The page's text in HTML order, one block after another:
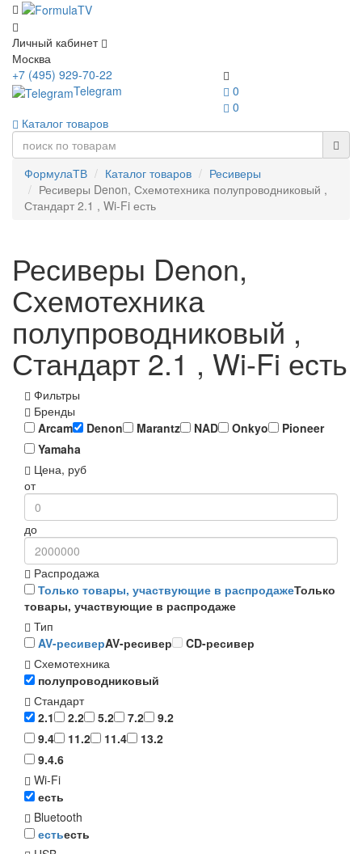
Личный кабинет
Москва
0
0
+7 (495) 929-70-22
Telegram
Каталог товаров
ФормулаТВ Каталог товаров
Ресиверы
Ресиверы Denon, Схемотехника полупроводниковый ,
Стандарт 2.1 , Wi-Fi есть
Ресиверы Denon,
Схемотехника
полупроводниковый ,
Стандарт 2.1 , Wi-Fi есть
Фильтры
Бренды
Arcam
Denon Marantz NAD Onkyo
Pioneer
Yamaha
Цена, руб
от
до
Распродажа
Только товары, участвующие в распродажеТолько
товары, участвующие в распродаже
Тип
AV-ресиверAV-ресивер
CD-ресивер
Схемотехника
полупроводниковый
Стандарт
2.1
2.2 5.2 7.2
9.2
9.4
11.2 11.4
13.2
9.4.6
Wi-Fi
есть
Bluetooth
естьесть